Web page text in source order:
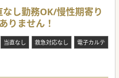
療機関を展開する地場大手法
してご勤務いただくことが可
のこもった医療の提供に努め
を推進しています。
どスタッフの成長を後押しす
なし勤務OK/慢性期寄り
りません！
当直なし 救急対応なし 電子カルテ